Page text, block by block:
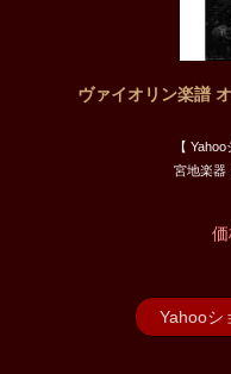
ヴァイオリン楽譜
【
宮地楽器
Yahooシ